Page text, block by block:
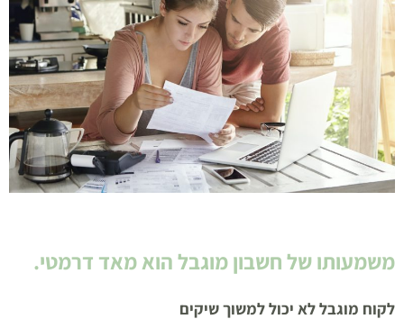
משמעותו של חשבון מוגבל הוא מאד דרמטי.
לקוח מוגבל לא יכול למשוך שיקים